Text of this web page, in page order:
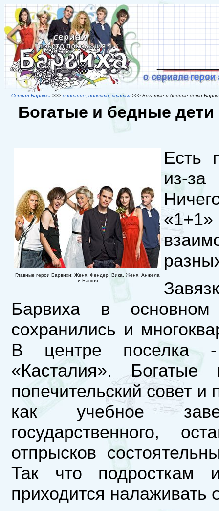
Сериал Барвиха >>> описание, новости, статьи >>> Богатые и бедные дети
Богатые и бедные
Главные герои Барвихи: Женя, Фендер, Вика, Женя, Анжела
и Башня
Есть
из-
Барвиха в
сохранились и
В центре поселка
«Касталия».
попечительский совет
как учебное
государственного,
отпрысков
Так что подросткам
приходится налаживать